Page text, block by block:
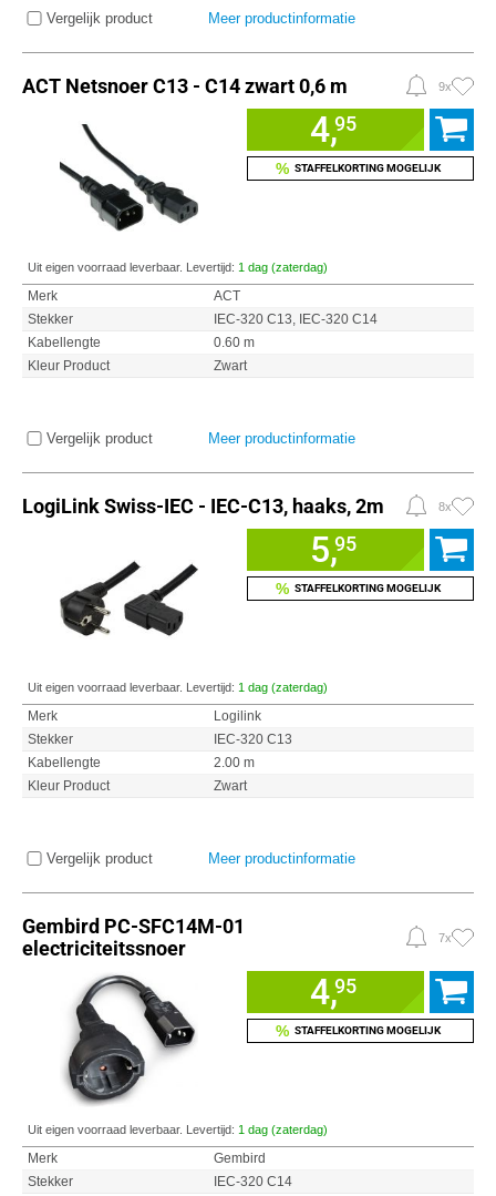
Vergelijk product Meer productinformatie
ACT Netsnoer C13 - C14 zwart 0,6 m 9x
4,95
% STAFFELKORTING MOGELIJK
Uit eigen voorraad leverbaar. Levertijd: 1 dag (zaterdag)
Merk
ACT
Stekker
IEC-320 C13, IEC-320 C14
Kabellengte
0.60 m
Kleur Product
Zwart
Vergelijk product Meer productinformatie
LogiLink Swiss-IEC - IEC-C13, haaks, 2m 8x
5,95
% STAFFELKORTING MOGELIJK
Uit eigen voorraad leverbaar. Levertijd: 1 dag (zaterdag)
Merk
Logilink
Stekker
IEC-320 C13
Kabellengte
2.00 m
Kleur Product
Zwart
Vergelijk product Meer productinformatie
Gembird PC-SFC14M-01
electriciteitssnoer
7x
4,95
% STAFFELKORTING MOGELIJK
Uit eigen voorraad leverbaar. Levertijd: 1 dag (zaterdag)
Merk
Gembird
Stekker
IEC-320 C14